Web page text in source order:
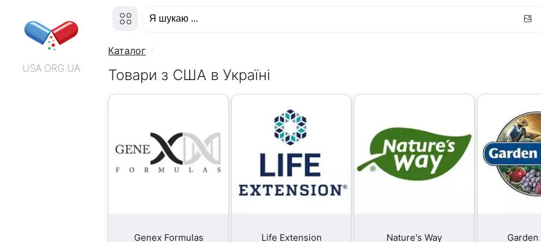
USA.ORG.UA
Каталог
Товари з США в Україні
Genex Formulas Life Extension Nature's Way